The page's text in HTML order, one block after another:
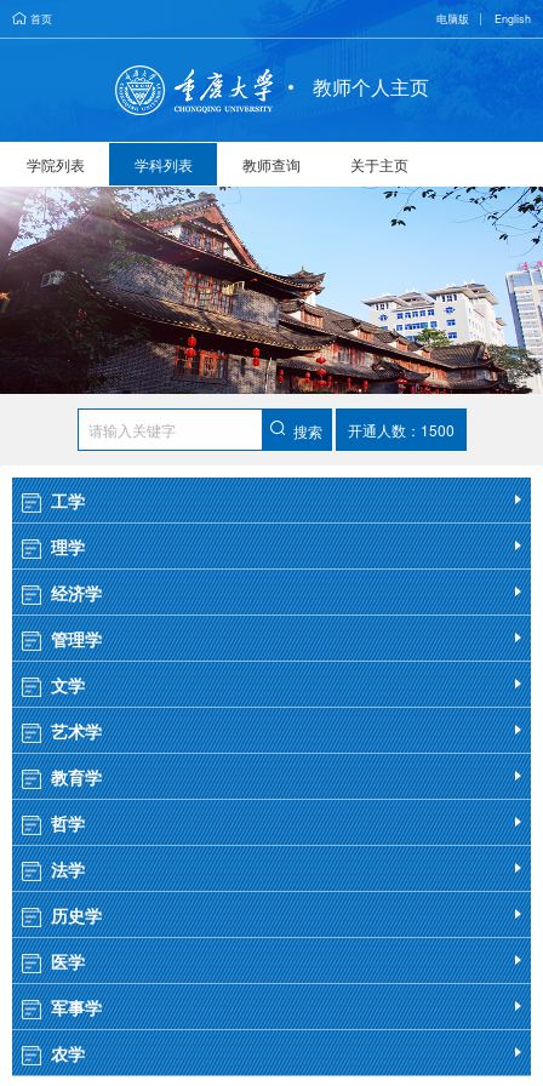
首页 电脑版 English
教师个人主页
学院列表 学科列表 教师查询 关于主页
搜索 开通人数：1500
工学
理学
经济学
管理学
文学
艺术学
教育学
哲学
法学
历史学
医学
军事学
农学